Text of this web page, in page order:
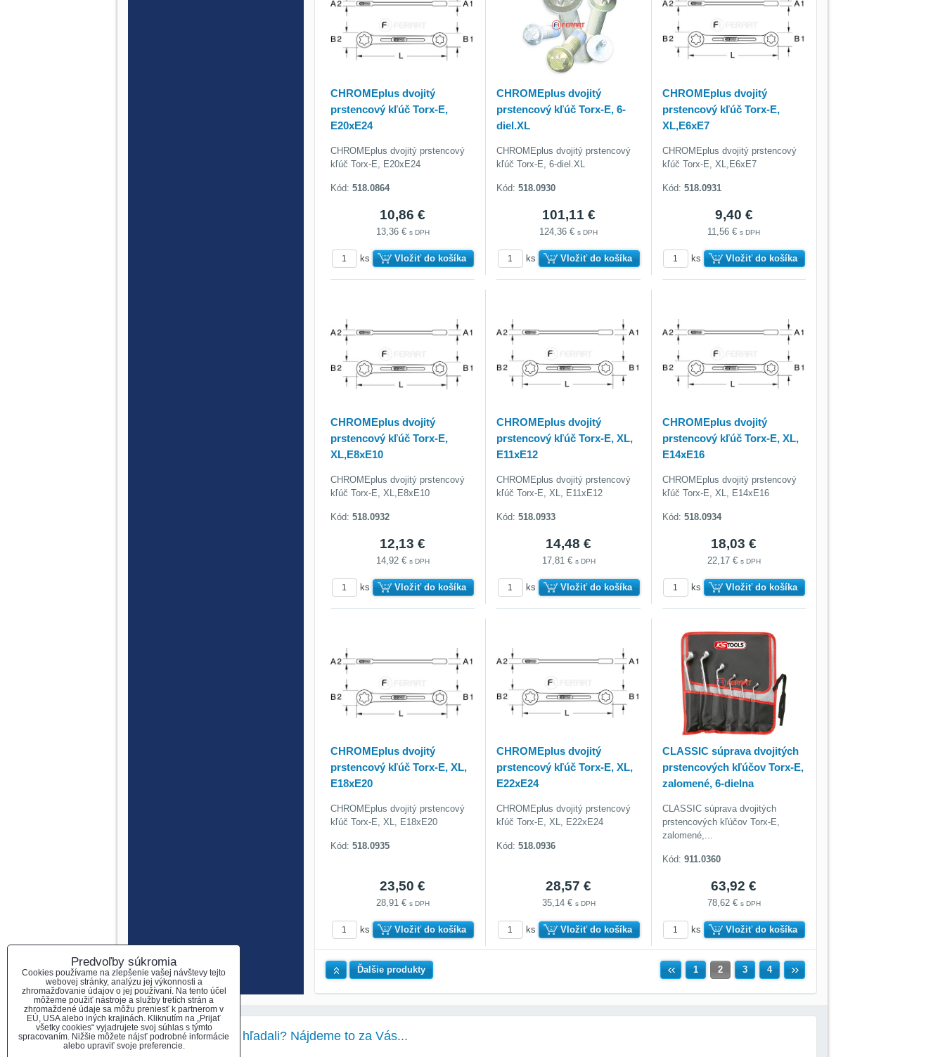
CHROMEplus dvojitý
prstencový kľúč Torx-E,
E20xE24
CHROMEplus dvojitý prstencový
kľúč Torx-E, E20xE24
Kód:518.0864
10,86 €
13,36 € s DPH
ks Vložiť do košíka
CHROMEplus dvojitý
prstencový kľúč Torx-E, 6-
diel.XL
CHROMEplus dvojitý prstencový
kľúč Torx-E, 6-diel.XL
Kód:518.0930
101,11 €
124,36 €s DPH
ks Vložiť do košíka
CHROMEplus dvojitý
prstencový kľúč Torx-E,
XL,E6xE7
CHROMEplus dvojitý prstencový
kľúč Torx-E, XL,E6xE7
Kód: 518.0931
9,40 €
11,56 €s DPH
ks Vložiť do košíka
CHROMEplus dvojitý
prstencový kľúč Torx-E,
XL,E8xE10
CHROMEplus dvojitý prstencový
kľúč Torx-E, XL,E8xE10
Kód:518.0932
12,13 €
14,92 € s DPH
ks Vložiť do košíka
CHROMEplus dvojitý
prstencový kľúč Torx-E, XL,
E11xE12
CHROMEplus dvojitý prstencový
kľúč Torx-E, XL, E11xE12
Kód:518.0933
14,48 €
17,81 € s DPH
ks Vložiť do košíka
CHROMEplus dvojitý
prstencový kľúč Torx-E, XL,
E14xE16
CHROMEplus dvojitý prstencový
kľúč Torx-E, XL, E14xE16
Kód: 518.0934
18,03 €
22,17 € s DPH
ks Vložiť do košíka
CHROMEplus dvojitý
prstencový kľúč Torx-E, XL,
E18xE20
CHROMEplus dvojitý prstencový
kľúč Torx-E, XL, E18xE20
Kód:518.0935
23,50 €
28,91 € s DPH
ks Vložiť do košíka
CHROMEplus dvojitý
prstencový kľúč Torx-E, XL,
E22xE24
CHROMEplus dvojitý prstencový
kľúč Torx-E, XL, E22xE24
Kód:518.0936
28,57 €
35,14 € s DPH
ks Vložiť do košíka
CLASSIC súprava dvojitých
prstencových kľúčov Torx-E,
zalomené, 6-dielna
CLASSIC súprava dvojitých
prstencových kľúčov Torx-E,
zalomené,...
Kód: 911.0360
63,92 €
78,62 € s DPH
ks Vložiť do košíka
Hore
Ďalšie produkty Predchádzajúca
1 2 3 4
Nenašli ste čo ste hľadali? Nájdeme to za Vás...
Predvoľby súkromia
Cookies používame na zlepšenie vašej návštevy tejto
webovej stránky, analýzu jej výkonnosti a
zhromažďovanie údajov o jej používaní. Na tento účel
môžeme použiť nástroje a služby tretích strán a
zhromaždené údaje sa môžu preniesť k partnerom v
EÚ, USA alebo iných krajinách. Kliknutím na „Prijať
všetky cookies“ vyjadrujete svoj súhlas s týmto
spracovaním. Nižšie môžete nájsť podrobné informácie
alebo upraviť svoje preferencie.